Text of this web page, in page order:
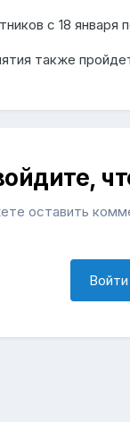
с 18 января
также
оставить
Войти